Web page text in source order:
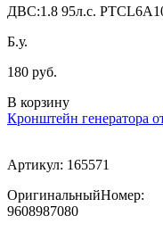
ДВС:1.8 95л.с.
Б.у.
180 руб.
В корзину
Кронштейн генератора
Артикул: 165571
ОригинальныйНомер:
9608987080